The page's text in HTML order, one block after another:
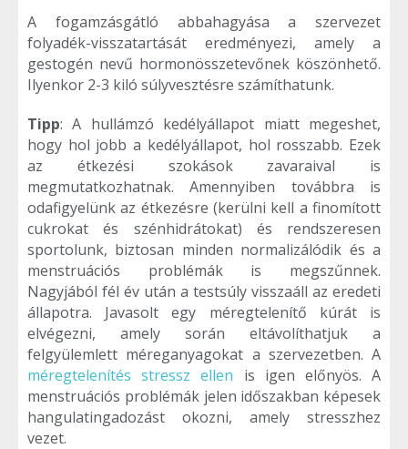
A fogamzásgátló abbahagyása a szervezet
folyadék-visszatartását eredményezi, amely a
gestogén nevű hormonösszetevőnek köszönhető.
Ilyenkor 2-3 kiló súlyvesztésre számíthatunk.
Tipp: A hullámzó kedélyállapot miatt megeshet,
hogy hol jobb a kedélyállapot, hol rosszabb. Ezek
az étkezési szokások zavaraival is
megmutatkozhatnak. Amennyiben továbbra is
odafigyelünk az étkezésre (kerülni kell a finomított
cukrokat és szénhidrátokat) és rendszeresen
sportolunk, biztosan minden normalizálódik és a
menstruációs problémák is megszűnnek.
Nagyjából fél év után a testsúly visszaáll az eredeti
állapotra. Javasolt egy méregtelenítő kúrát is
elvégezni, amely során eltávolíthatjuk a
felgyülemlett méreganyagokat a szervezetben. A
méregtelenítés stressz ellen is igen előnyös. A
menstruációs problémák jelen időszakban képesek
hangulatingadozást okozni, amely stresszhez
vezet.